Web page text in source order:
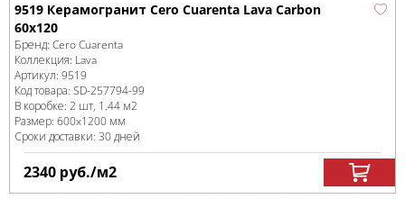
9519 Керамогранит Cero Cuarenta Lava Carbon
60x120
Бренд: Cero Cuarenta
Коллекция: Lava
Артикул: 9519
Код товара: SD-257794-99
В коробке: 2 шт, 1.44 м2
Размер: 600x1200 мм
Сроки доставки: 30 дней
2340 руб./м2